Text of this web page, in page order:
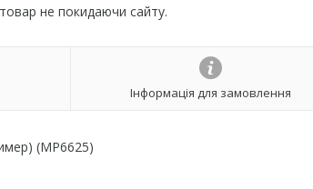
не покидаючи сайту.
Інформація для замовлення
(MP6625)